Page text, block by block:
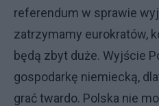
referendum w sprawie
zatrzymamy eurokratów,
będą zbyt duże. Wyjście
gospodarkę niemiecką,
grać twardo. Polska nie